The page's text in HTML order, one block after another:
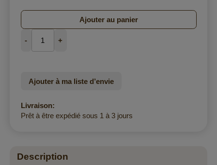
Ajouter au panier
- +
Ajouter à ma liste d’envie
Livraison:
Prêt à être expédié sous 1 à 3 jours
Description